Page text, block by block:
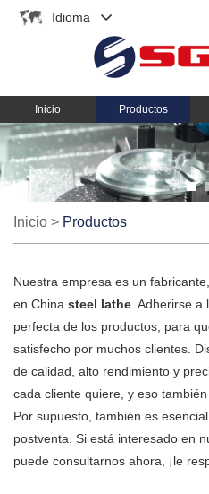
Idioma
Inicio Productos
Inicio > Productos
Nuestra empresa es un
en China steel lathe . Adherirse
perfecta de los productos, para
satisfecho por muchos clientes.
de calidad, alto rendimiento y
cada cliente quiere, y eso
Por supuesto, también es
postventa. Si está interesado en
puede consultarnos ahora, ¡le